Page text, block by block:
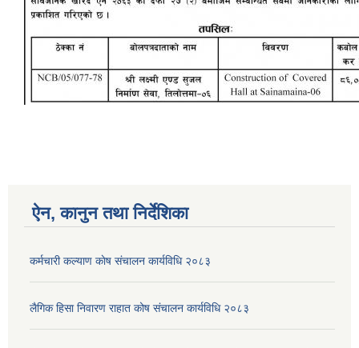
ऐन, कानुन तथा निर्देशिका
कर्मचारी कल्याण काेष संचालन कार्यविधि २०८३
लैगिक हिसा निवारण राहात कोष संचालन कार्यविधि २०८३